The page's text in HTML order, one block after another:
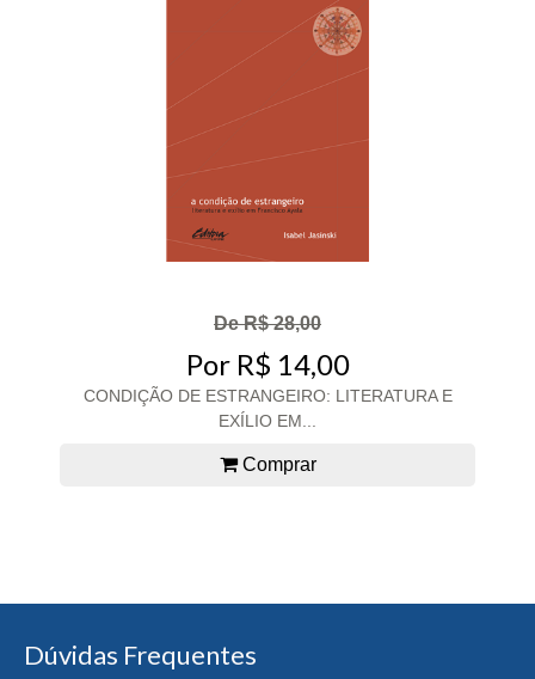
De R$ 28,00
Por R$ 14,00
CONDIÇÃO DE ESTRANGEIRO: LITERATURA E
EXÍLIO EM...
Comprar
Dúvidas Frequentes